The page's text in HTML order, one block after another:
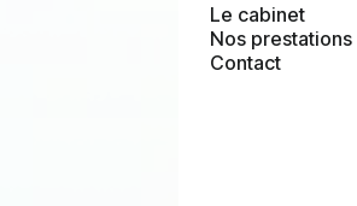
Le cabinet
Nos prestations
Contact